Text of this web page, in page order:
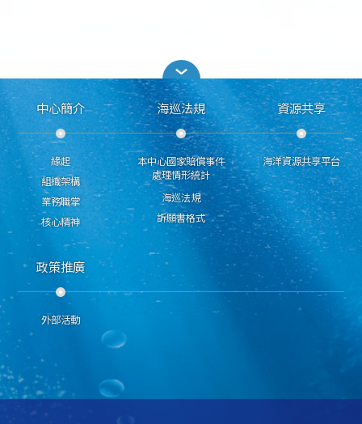
中心簡介
緣起
組織架構
業務職掌
核心精神
海巡法規
本中心國家賠償事件
處理情形統計
海巡法規
訴願書格式
資源共享
海洋資源共享平台
政策推廣
外部活動